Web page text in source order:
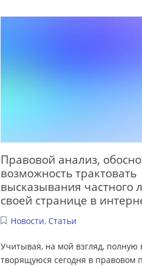
Правовой анализ,
возможность трактовать
высказывания частного
своей странице в
Новости, Статьи
Учитывая, на мой взгляд, полную
творящуюся сегодня в правовом